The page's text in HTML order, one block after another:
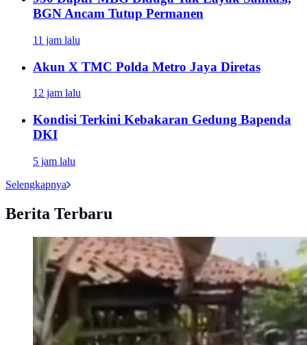
BGN Ancam Tutup Permanen
11 jam lalu
Akun X TMC Polda Metro Jaya Diretas
12 jam lalu
Kondisi Terkini Kebakaran Gedung Bapenda
DKI
5 jam lalu
Selengkapnya
Berita Terbaru